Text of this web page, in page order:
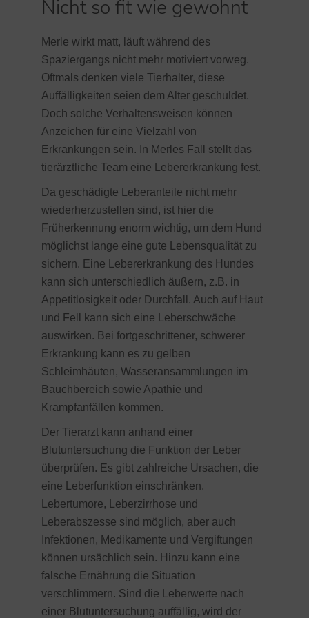
Nicht so fit wie gewohnt
Merle wirkt matt, läuft während des
Spaziergangs nicht mehr motiviert vorweg.
Oftmals denken viele Tierhalter, diese
Auffälligkeiten seien dem Alter geschuldet.
Doch solche Verhaltensweisen können
Anzeichen für eine Vielzahl von
Erkrankungen sein. In Merles Fall stellt das
tierärztliche Team eine Lebererkrankung fest.
Da geschädigte Leberanteile nicht mehr
wiederherzustellen sind, ist hier die
Früherkennung enorm wichtig, um dem Hund
möglichst lange eine gute Lebensqualität zu
sichern. Eine Lebererkrankung des Hundes
kann sich unterschiedlich äußern, z.B. in
Appetitlosigkeit oder Durchfall. Auch auf Haut
und Fell kann sich eine Leberschwäche
auswirken. Bei fortgeschrittener, schwerer
Erkrankung kann es zu gelben
Schleimhäuten, Wasseransammlungen im
Bauchbereich sowie Apathie und
Krampfanfällen kommen.
Der Tierarzt kann anhand einer
Blutuntersuchung die Funktion der Leber
überprüfen. Es gibt zahlreiche Ursachen, die
eine Leberfunktion einschränken.
Lebertumore, Leberzirrhose und
Leberabszesse sind möglich, aber auch
Infektionen, Medikamente und Vergiftungen
können ursächlich sein. Hinzu kann eine
falsche Ernährung die Situation
verschlimmern. Sind die Leberwerte nach
einer Blutuntersuchung auffällig, wird der